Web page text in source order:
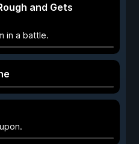
and Gets
in a battle.